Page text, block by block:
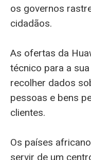
os governos
cidadãos.
As ofertas da
técnico para a
recolher dados
pessoas e bens
clientes.
Os países
servir de um